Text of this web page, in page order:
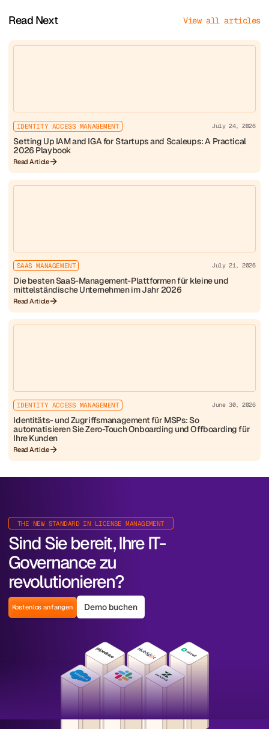
Read Next View all articles
IDENTITY ACCESS MANAGEMENT July 24, 2026
Setting Up IAM and IGA for Startups and Scaleups: A Practical
2026 Playbook
Read Article
SAAS MANAGEMENT July 21, 2026
Die besten SaaS-Management-Plattformen für kleine und
mittelständische Unternehmen im Jahr 2026
Read Article
IDENTITY ACCESS MANAGEMENT June 30, 2026
Identitäts- und Zugriffsmanagement für MSPs: So
automatisieren Sie Zero-Touch Onboarding und Offboarding für
Ihre Kunden
Read Article
THE NEW STANDARD IN LICENSE MANAGEMENT
Sind Sie bereit, Ihre IT-
Governance zu
revolutionieren?
Kostenlos anfangen Demo buchen